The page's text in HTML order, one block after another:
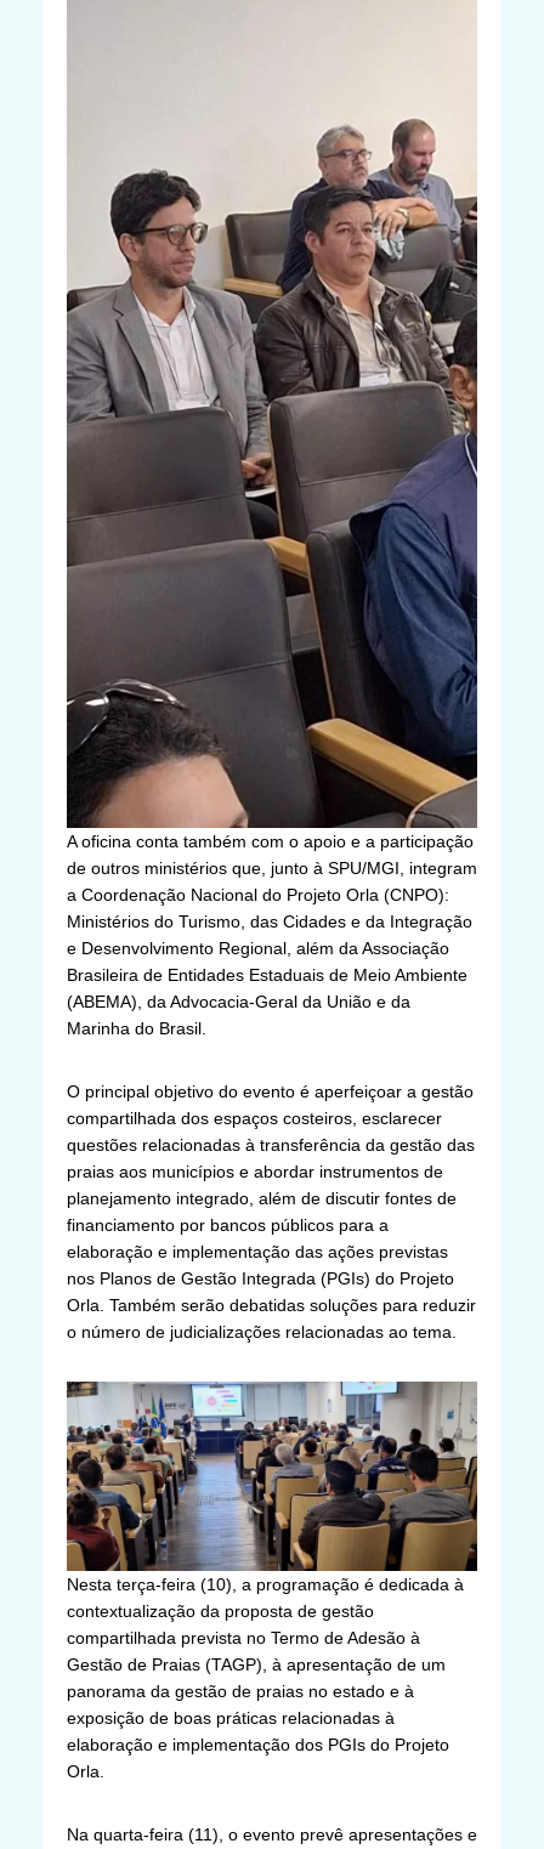
A oficina conta também com o apoio e a participação
de outros ministérios que, junto à SPU/MGI, integram
a Coordenação Nacional do Projeto Orla (CNPO):
Ministérios do Turismo, das Cidades e da Integração
e Desenvolvimento Regional, além da Associação
Brasileira de Entidades Estaduais de Meio Ambiente
(ABEMA), da Advocacia-Geral da União e da
Marinha do Brasil.
O principal objetivo do evento é aperfeiçoar a gestão
compartilhada dos espaços costeiros, esclarecer
questões relacionadas à transferência da gestão das
praias aos municípios e abordar instrumentos de
planejamento integrado, além de discutir fontes de
financiamento por bancos públicos para a
elaboração e implementação das ações previstas
nos Planos de Gestão Integrada (PGIs) do Projeto
Orla. Também serão debatidas soluções para reduzir
o número de judicializações relacionadas ao tema.
Nesta terça-feira (10), a programação é dedicada à
contextualização da proposta de gestão
compartilhada prevista no Termo de Adesão à
Gestão de Praias (TAGP), à apresentação de um
panorama da gestão de praias no estado e à
exposição de boas práticas relacionadas à
elaboração e implementação dos PGIs do Projeto
Orla.
Na quarta-feira (11), o evento prevê apresentações e